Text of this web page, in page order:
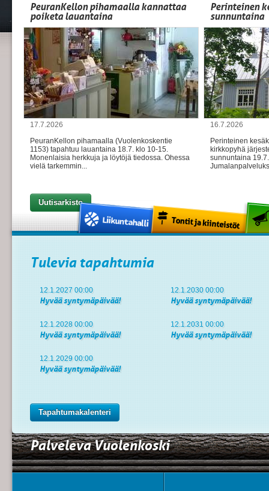
PeuranKellon pihamaalla kannattaa
poiketa lauantaina
17.7.2026
PeuranKellon pihamaalla (Vuolenkoskentie
1153) tapahtuu lauantaina 18.7. klo 10-15.
Monenlaisia herkkuja ja löytöjä tiedossa. Ohessa
vielä tarkemmin...
Perinteinen
sunnuntaina
16.7.2026
Perinteinen
kirkkopyhä
sunnuntaina
Uutisarkisto
Tulevia tapahtumia
12.1.2027 00:00
Hyvää syntymäpäivää!
12.1.2028 00:00
Hyvää syntymäpäivää!
12.1.2029 00:00
Hyvää syntymäpäivää!
12.1.2030 00:00
Hyvää syntymäpäivää!
12.1.2031 00:00
Hyvää syntymäpäivää!
Tapahtumakalenteri
Palveleva Vuolenkoski